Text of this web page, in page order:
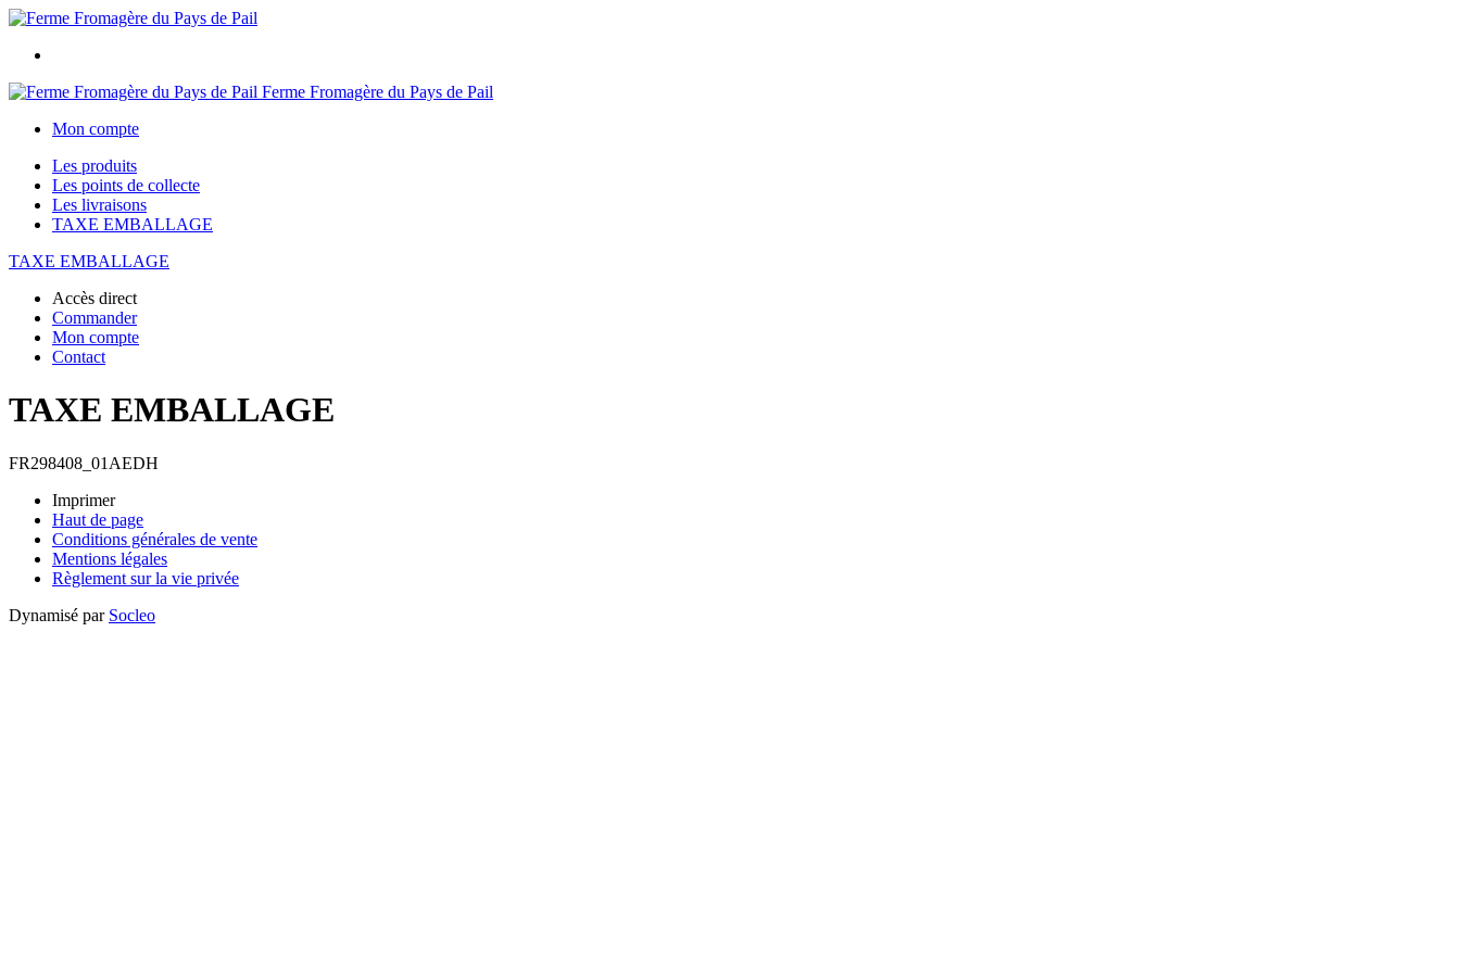
Ferme Fromagère du Pays de Pail
Mon compte
Les produits
Les points de collecte
Les livraisons
TAXE EMBALLAGE
TAXE EMBALLAGE
Accès direct
Commander
Mon compte
Contact
TAXE EMBALLAGE
FR298408_01AEDH
Imprimer
Haut de page
Conditions générales de vente
Mentions légales
Règlement sur la vie privée
Dynamisé par Socleo